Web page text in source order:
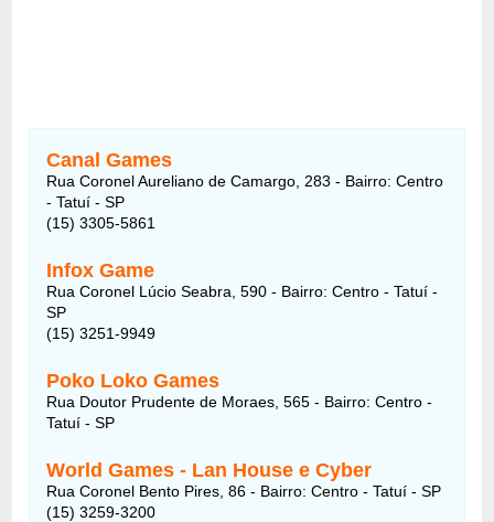
Canal Games
Rua Coronel Aureliano de Camargo, 283 - Bairro: Centro
- Tatuí - SP
(15) 3305-5861
Infox Game
Rua Coronel Lúcio Seabra, 590 - Bairro: Centro - Tatuí -
SP
(15) 3251-9949
Poko Loko Games
Rua Doutor Prudente de Moraes, 565 - Bairro: Centro -
Tatuí - SP
World Games - Lan House e Cyber
Rua Coronel Bento Pires, 86 - Bairro: Centro - Tatuí - SP
(15) 3259-3200